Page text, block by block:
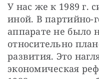
У нас же к 1989 г.
иной. В партийно-
аппарате не было
относительно
развития. Это
экономическая